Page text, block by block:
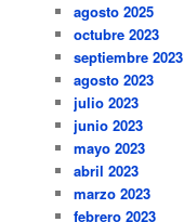
agosto 2025
octubre 2023
septiembre 2023
agosto 2023
julio 2023
junio 2023
mayo 2023
abril 2023
marzo 2023
febrero 2023